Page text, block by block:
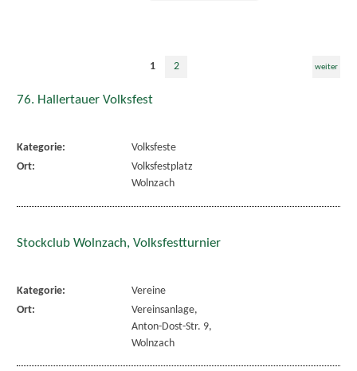
1 2 weiter
76. Hallertauer Volksfest
Kategorie:
Volksfeste
Ort:
Volksfestplatz
Wolnzach
Stockclub Wolnzach, Volksfestturnier
Kategorie:
Vereine
Ort:
Vereinsanlage,
Anton-Dost-Str. 9,
Wolnzach